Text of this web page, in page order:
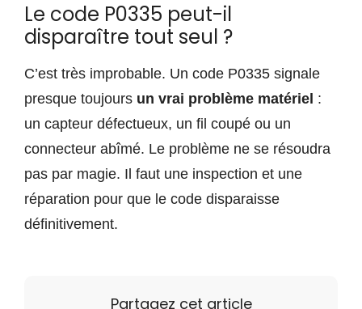
Le code P0335 peut-il
disparaître tout seul ?
C’est très improbable. Un code P0335 signale
presque toujours un vrai problème matériel :
un capteur défectueux, un fil coupé ou un
connecteur abîmé. Le problème ne se résoudra
pas par magie. Il faut une inspection et une
réparation pour que le code disparaisse
définitivement.
Partagez cet article